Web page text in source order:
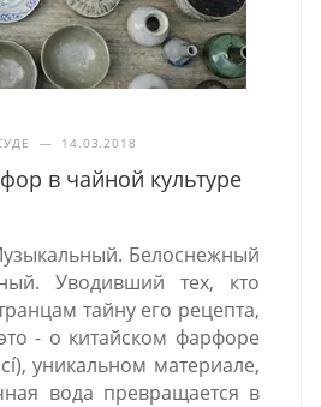
— 14.03.2018
в чайной культуре
Белоснежный
Уводивший тех, кто
тайну его рецепта,
- о китайском фарфоре
уникальном материале,
вода превращается в